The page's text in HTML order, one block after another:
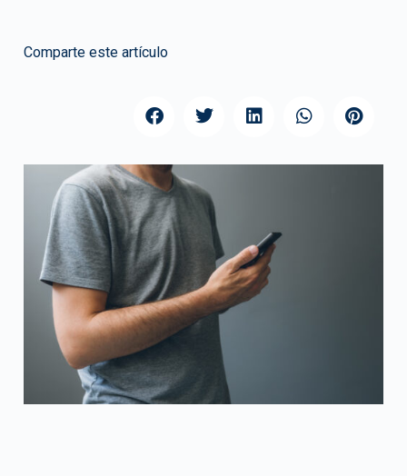
Comparte este artículo